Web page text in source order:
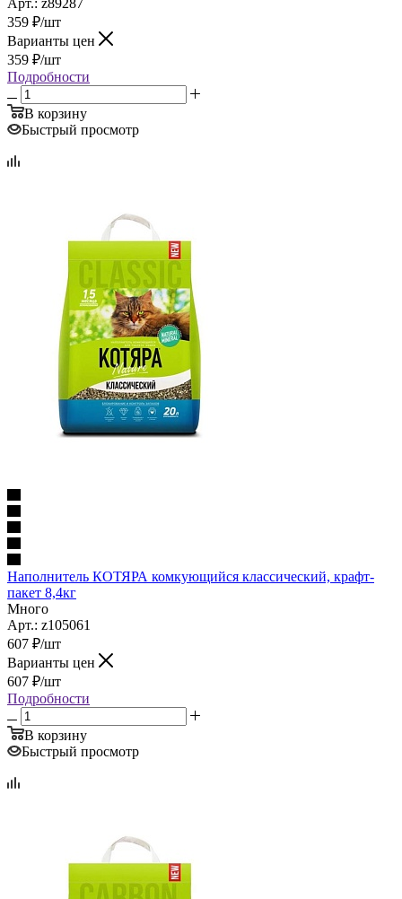
359 ₽/шт
Варианты цен
359 ₽/шт
Подробности
В корзину
Быстрый просмотр
Наполнитель КОТЯРА комкующийся классический, крафт-
пакет 8,4кг
Много
Арт.: z105061
607 ₽/шт
Варианты цен
607 ₽/шт
Подробности
В корзину
Быстрый просмотр